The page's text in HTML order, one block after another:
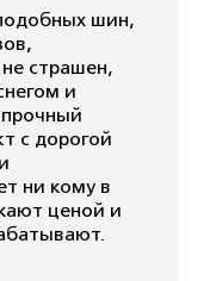
шин,
страшен,
и
с дорогой
ни кому в
ценой и